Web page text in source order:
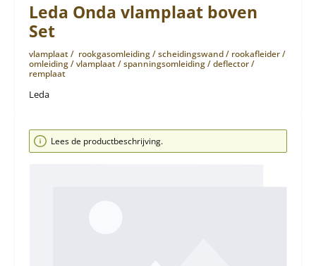
Leda Onda vlamplaat boven
Set
vlamplaat / rookgasomleiding / scheidingswand / rookafleider /
omleiding / vlamplaat / spanningsomleiding / deflector /
remplaat
Leda
Afbeeldingengalerij overslaan
Lees de productbeschrijving.